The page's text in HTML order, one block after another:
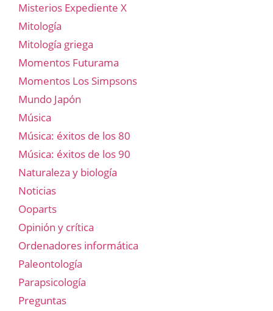
Misterios Expediente X
Mitología
Mitología griega
Momentos Futurama
Momentos Los Simpsons
Mundo Japón
Música
Música: éxitos de los 80
Música: éxitos de los 90
Naturaleza y biología
Noticias
Ooparts
Opinión y crítica
Ordenadores informática
Paleontología
Parapsicología
Preguntas